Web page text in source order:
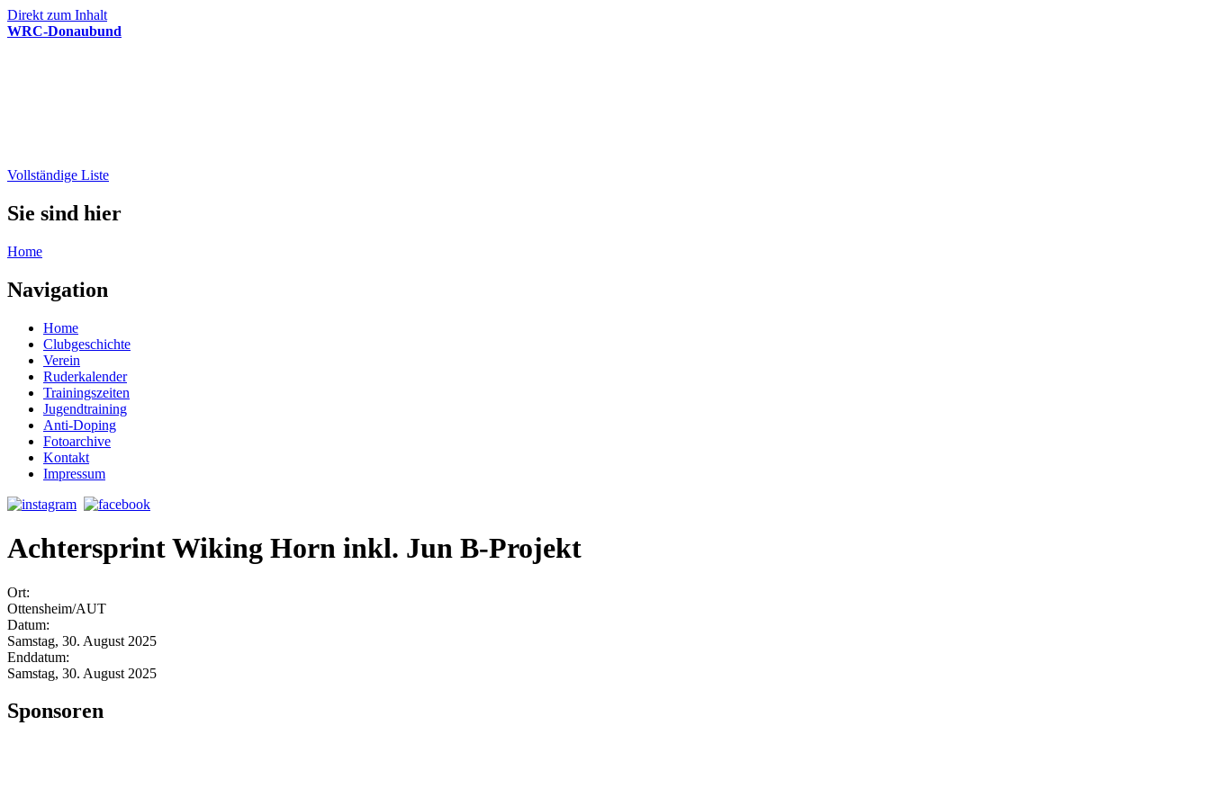
Direkt zum Inhalt
WRC-Donaubund
Vollständige Liste
Sie sind hier
Home
Navigation
Home
Clubgeschichte
Verein
Ruderkalender
Trainingszeiten
Jugendtraining
Anti-Doping
Fotoarchive
Kontakt
Impressum
Achtersprint Wiking Horn inkl. Jun B-Projekt
Ort:
Ottensheim/AUT
Datum:
Samstag, 30. August 2025
Enddatum:
Samstag, 30. August 2025
Sponsoren